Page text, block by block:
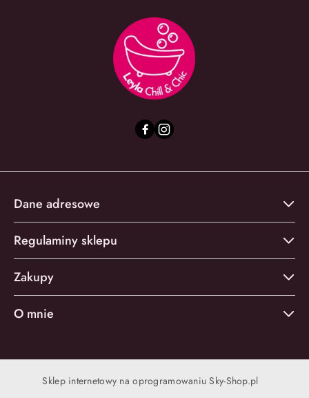
Dane adresowe
Regulaminy sklepu
Zakupy
O mnie
Sklep internetowy na oprogramowaniu Sky-Shop.pl